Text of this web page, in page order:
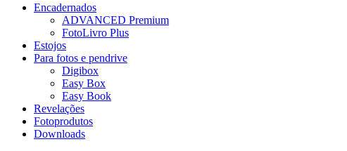
Encadernados
ADVANCED Premium
FotoLivro Plus
Estojos
Para fotos e pendrive
Digibox
Easy Box
Easy Book
Revelações
Fotoprodutos
Downloads